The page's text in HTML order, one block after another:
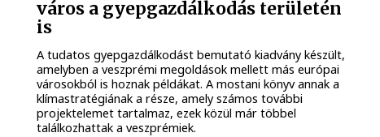
város a gyepgazdálkodás területén
is
A tudatos gyepgazdálkodást bemutató kiadvány készült,
amelyben a veszprémi megoldások mellett más európai
városokból is hoznak példákat. A mostani könyv annak a
klímastratégiának a része, amely számos további
projektelemet tartalmaz, ezek közül már többel
találkozhattak a veszprémiek.